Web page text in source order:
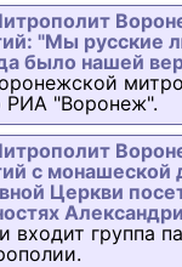
"Мы русские
было нашей
РИА "Воронеж".
с монашеской
Церкви
входит группа